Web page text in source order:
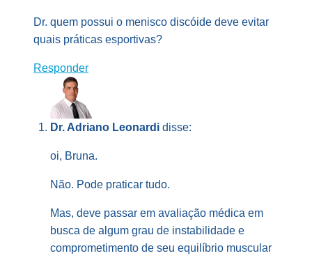
Dr. quem possui o menisco discóide deve evitar
quais práticas esportivas?
Responder
Dr. Adriano Leonardi disse:
oi, Bruna.
Não. Pode praticar tudo.
Mas, deve passar em avaliação médica em
busca de algum grau de instabilidade e
comprometimento de seu equilíbrio muscular